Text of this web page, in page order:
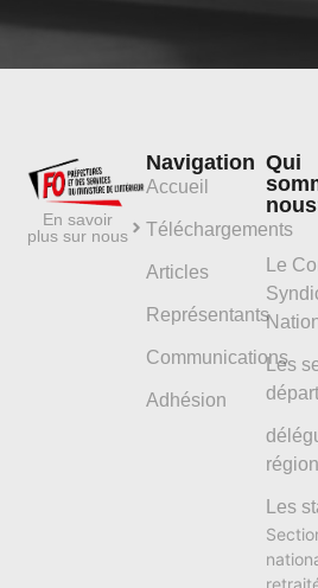
En savoir
plus sur nous
Navigation
Accueil
Téléchargements
Articles
Représentants
Communications
Adhésion
Qui
Le
Les
Les